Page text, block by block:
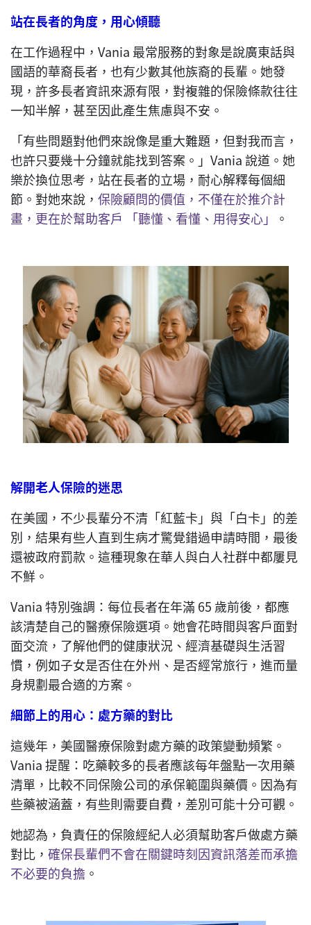
站在長者的角度，用心傾聽
在工作過程中，Vania 最常服務的對象是說廣東話與
國語的華裔長者，也有少數其他族裔的長輩。她發
現，許多長者資訊來源有限，對複雜的保險條款往往
一知半解，甚至因此產生焦慮與不安。
「有些問題對他們來說像是重大難題，但對我而言，
也許只要幾十分鐘就能找到答案。」Vania 說道。她
樂於換位思考，站在長者的立場，耐心解釋每個細
節。對她來說， 保險顧問的價值，不僅在於推介計
畫，更在於幫助客戶 「聽懂、看懂、用得安心」
。
解開老人保險的迷思
在美國，不少長輩分不清「紅藍卡」與「白卡」的差
別，結果有些人直到生病才驚覺錯過申請時間，最後
還被政府罰款。這種現象在華人與白人社群中都屢見
不鮮。
Vania 特別強調：每位長者在年滿 65 歲前後，都應
該清楚自己的醫療保險選項。她會花時間與客戶面對
面交流，了解他們的健康狀況、經濟基礎與生活習
慣，例如子女是否住在外州、是否經常旅行，進而量
身規劃最合適的方案。
細節上的用心 ：處方藥的對比
這幾年，美國醫療保險對處方藥的政策變動頻繁。
Vania 提醒：吃藥較多的長者應該每年盤點一次用藥
清單，比較不同保險公司的承保範圍與藥價。因為有
些藥被涵蓋，有些則需要自費，差別可能十分可觀。
她認為，負責任的保險經紀人必須幫助客戶做處方藥
對比， 確保長輩們不會在關鍵時刻因資訊落差而承擔
不必要的負擔 。